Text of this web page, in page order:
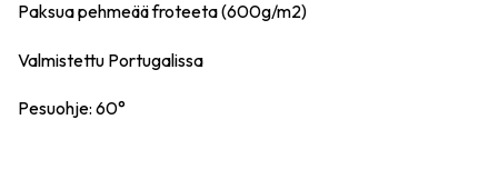
Paksua pehmeää froteeta (600g/m2)
Valmistettu Portugalissa
Pesuohje: 60°